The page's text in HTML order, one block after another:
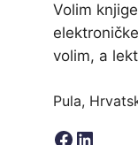
Volim
volim, a
Pula,
Facebook